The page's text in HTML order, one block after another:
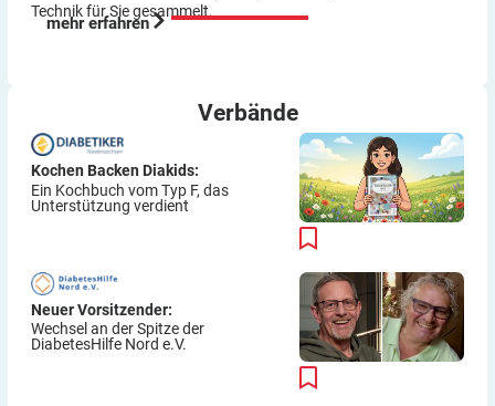
Technik für Sie gesammelt.
mehr erfahren
Verbände
Kochen Backen Diakids:
Ein Kochbuch vom Typ F, das
Unterstützung verdient
Neuer Vorsitzender:
Wechsel an der Spitze der
DiabetesHilfe Nord e.V.